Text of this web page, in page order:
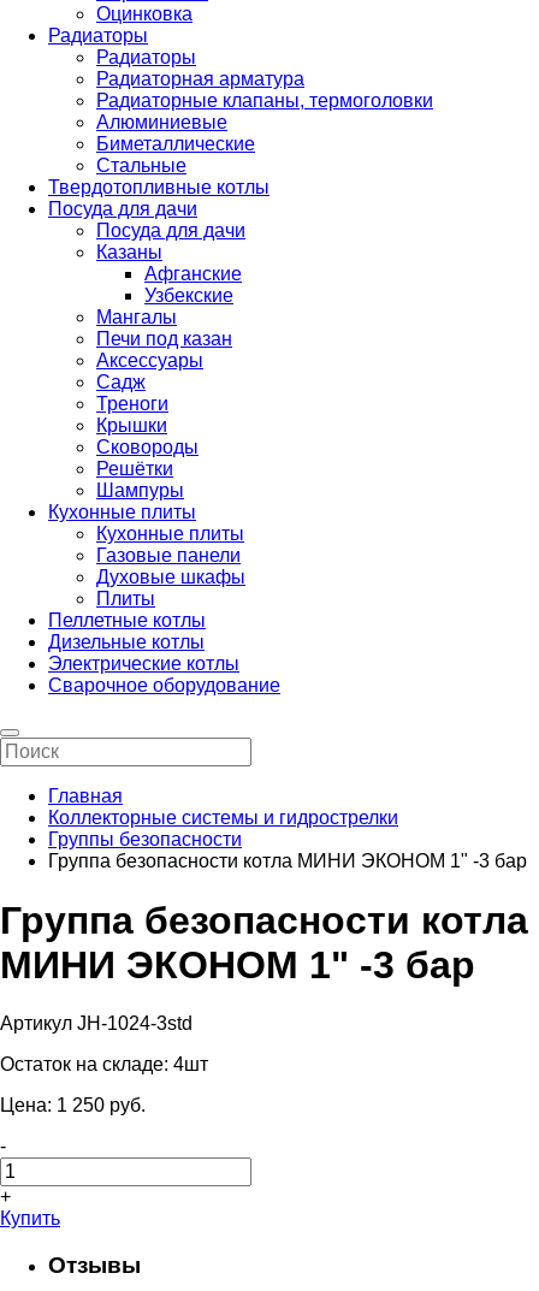
Оцинковка
Радиаторы
Радиаторы
Радиаторная арматура
Радиаторные клапаны, термоголовки
Алюминиевые
Биметаллические
Стальные
Твердотопливные котлы
Посуда для дачи
Посуда для дачи
Казаны
Афганские
Узбекские
Мангалы
Печи под казан
Аксессуары
Садж
Треноги
Крышки
Сковороды
Решётки
Шампуры
Кухонные плиты
Кухонные плиты
Газовые панели
Духовые шкафы
Плиты
Пеллетные котлы
Дизельные котлы
Электрические котлы
Сварочное оборудование
Главная
Коллекторные системы и гидрострелки
Группы безопасности
Группа безопасности котла МИНИ ЭКОНОМ 1" -3 бар
Группа безопасности котла
МИНИ ЭКОНОМ 1" -3 бар
Артикул JH-1024-3std
Остаток на складе: 4шт
Цена: 1 250 pуб.
-
+
Купить
Отзывы